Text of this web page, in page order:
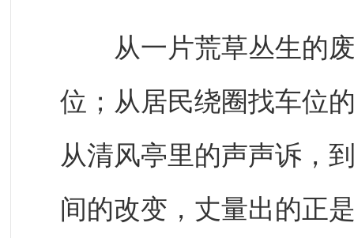
从一片荒草丛生的废
位；从居民绕圈找车位
从清风亭里的声声诉，
间的改变，丈量出的正